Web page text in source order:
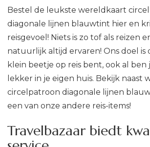
Bestel de leukste wereldkaart
diagonale lijnen blauwtint hier en
reisgevoel! Niets is zo tof als reizen
natuurlijk altijd ervaren! Ons doel is
klein beetje op reis bent, ook al ben
lekker in je eigen huis. Bekijk naast
circelpatroon diagonale lijnen
een van onze andere reis-items!
Travelbazaar biedt